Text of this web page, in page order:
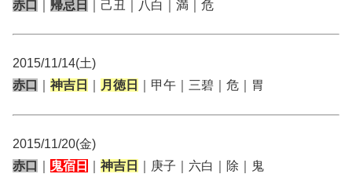
赤口
帰忌日 ｜己丑｜八白｜満｜危
2015/11/14(土)
赤口
神吉日 月徳日 ｜甲午｜三碧｜危｜胃
2015/11/20(金)
赤口
鬼宿日 神吉日 ｜庚子｜六白｜除｜鬼